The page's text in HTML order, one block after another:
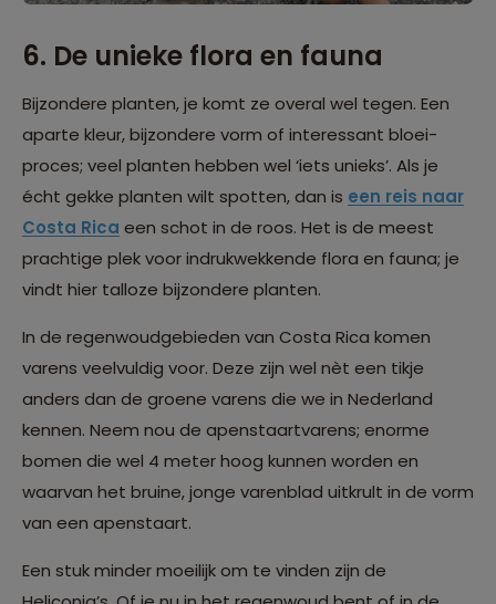
6. De unieke flora en fauna
Bijzondere planten, je komt ze overal wel tegen. Een
aparte kleur, bijzondere vorm of interessant bloei-
proces; veel planten hebben wel ‘iets unieks’. Als je
écht gekke planten wilt spotten, dan is een reis naar
Costa Rica een schot in de roos. Het is de meest
prachtige plek voor indrukwekkende flora en fauna; je
vindt hier talloze bijzondere planten.
In de regenwoudgebieden van Costa Rica komen
varens veelvuldig voor. Deze zijn wel nèt een tikje
anders dan de groene varens die we in Nederland
kennen. Neem nou de apenstaartvarens; enorme
bomen die wel 4 meter hoog kunnen worden en
waarvan het bruine, jonge varenblad uitkrult in de vorm
van een apenstaart.
Een stuk minder moeilijk om te vinden zijn de